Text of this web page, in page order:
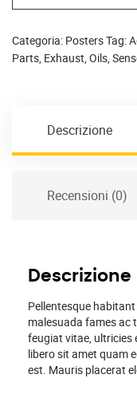
Categoria: PostersTag:
Parts, Exhaust, Oils,
Descrizione
Recensioni (0)
Descrizione
Pellentesque
malesuada fames ac
feugiat vitae, ultricies
libero sit amet quam
est. Mauris placerat